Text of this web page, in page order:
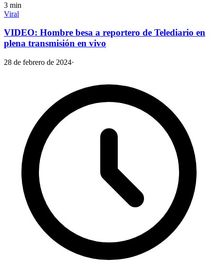
3 min
Viral
VIDEO: Hombre besa a reportero de Telediario en
plena transmisión en vivo
28 de febrero de 2024·